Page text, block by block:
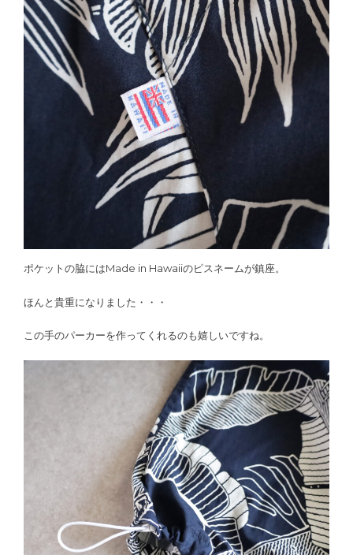
ポケットの脇にはMade in Hawaiiのピスネームが鎮座。
ほんと貴重になりました・・・
この手のパーカーを作ってくれるのも嬉しいですね。